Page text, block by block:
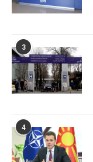
3
4